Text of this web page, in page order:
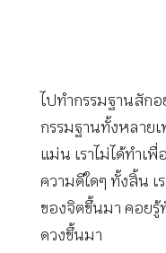
ไปทำกรรมฐานสักอ
กรรมฐานทั้งหลาย
แม่น เราไม่ได้ทำเ
ความดีใดๆ ทั้งสิ้น เ
ของจิตขึ้นมา คอย
ดวงขึ้นมา